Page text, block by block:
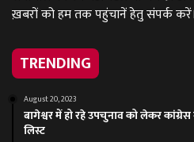
ख़बरों को हम तक पहुंचानें हेतु संपर्क
TRENDING
August 20, 2023
बागेश्वर में हो रहे उपचुनाव को लेकर कांग्रेस
लिस्ट